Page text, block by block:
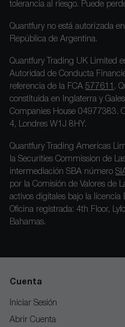
tolerancia al riesgo. Puede
Quantfury no está autorizada
República de Argentina.
Quantfury Trading UK Limited
Autoridad de Conducta
referencia de la FCA 577611 .
constituida en Inglaterra y
Companies House 04977383.
4, Londres W1J 8HY.
Quantfury Trading Americas
la Securities Commission de
intermediación SBA número
por la Comisión de Valores de
activos digitales bajo la licencia
Oficina registrada: 4th Floor,
Bahamas.
Cuenta
Iniciar Sesión
Abrir Cuenta